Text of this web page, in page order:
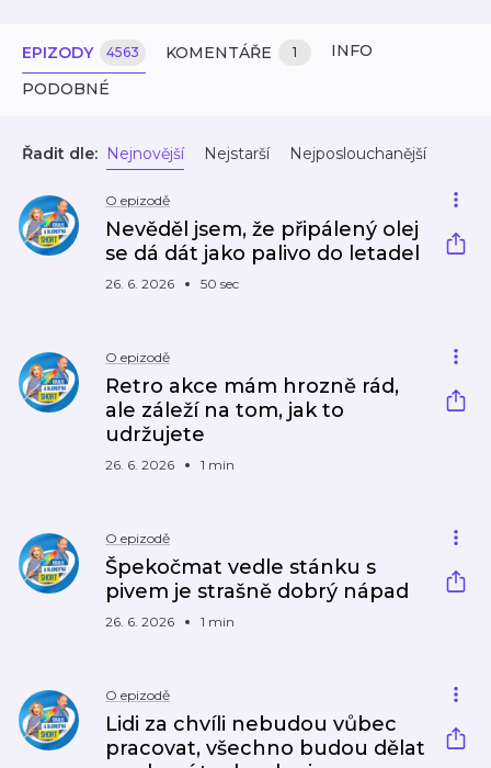
EPIZODY 4563 KOMENTÁŘE 1
INFO
PODOBNÉ
Řadit dle: Nejnovější Nejstarší Nejposlouchanější
O epizodě
Nevěděl jsem, že připálený olej
se dá dát jako palivo do letadel
26. 6. 2026 50 sec
O epizodě
Retro akce mám hrozně rád,
ale záleží na tom, jak to
udržujete
26. 6. 2026 1 min
O epizodě
Špekočmat vedle stánku s
pivem je strašně dobrý nápad
26. 6. 2026 1 min
O epizodě
Lidi za chvíli nebudou vůbec
pracovat, všechno budou dělat